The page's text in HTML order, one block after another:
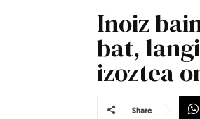
Inoiz
bat,
izoztea
Share